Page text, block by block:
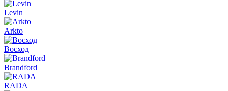
Levin
Arkto
Восход
Brandford
RADA